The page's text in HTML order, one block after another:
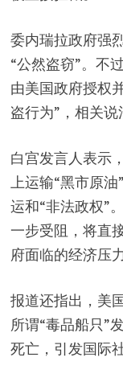
委内瑞拉政府强
“公然盗窃”。不
由美国政府授权
盗行为”，相关说
白宫发言人表示
上运输“黑市原
运和“非法政权”
一步受阻，将直
府面临的经济压力
报道还指出，美
所谓“毒品船只”
死亡，引发国际